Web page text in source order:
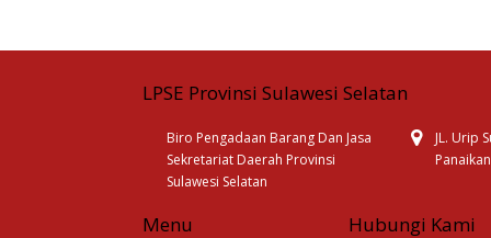
LPSE Provinsi Sulawesi Selatan
Biro Pengadaan Barang Dan Jasa
Sekretariat Daerah Provinsi
Sulawesi Selatan
JL. Urip
Menu Hubungi Kami